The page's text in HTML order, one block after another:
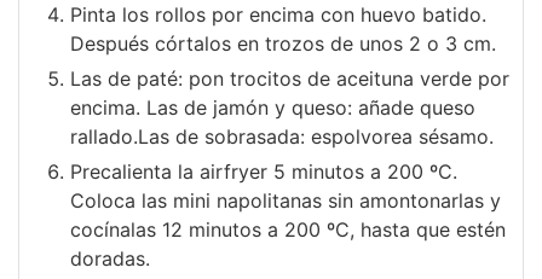
Pinta los rollos por encima con huevo batido.
Después córtalos en trozos de unos 2 o 3 cm.
Las de paté: pon trocitos de aceituna verde por
encima. Las de jamón y queso: añade queso
rallado.Las de sobrasada: espolvorea sésamo.
Precalienta la airfryer 5 minutos a 200 ºC.
Coloca las mini napolitanas sin amontonarlas y
cocínalas 12 minutos a 200 ºC, hasta que estén
doradas.